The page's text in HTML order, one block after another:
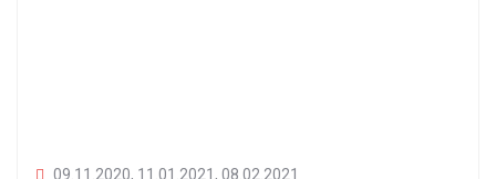
09.11.2020, 11.01.2021, 08.02.2021